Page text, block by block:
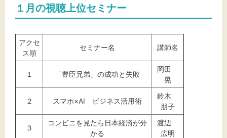
１月の視聴上位セミナー
アクセ
ス順
セミナー名 講師名
１ 「豊臣兄弟」の成功と失敗
岡田
晃
２ スマホ×AI ビジネス活用術
鈴木
朋子
３
コンビニを見たら日本経済が分
かる
渡辺
広明